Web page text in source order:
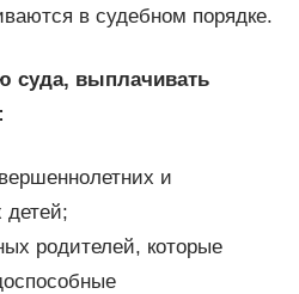
в судебном порядке.
суда, выплачивать
и
детей;
родителей, которые